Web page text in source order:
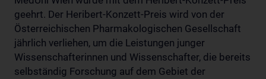
geehrt. Der Heribert-Konzett-Preis wird von der
Österreichischen Pharmakologischen Gesellschaft
jährlich verliehen, um die Leistungen junger
Wissenschafterinnen und Wissenschafter, die bereits
selbständig Forschung auf dem Gebiet der